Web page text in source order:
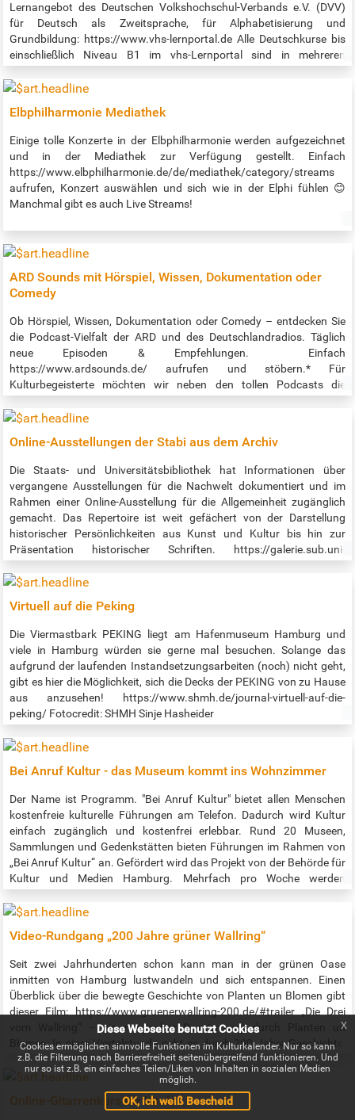
Lernangebot des Deutschen Volkshochschul-Verbands e.V. (DVV)
für Deutsch als Zweitsprache, für Alphabetisierung und
Grundbildung: https://www.vhs-lernportal.de Alle Deutschkurse bis
einschließlich Niveau B1 im vhs-Lernportal sind in mehreren
insbesondere diejenigen, die noch keinen Platz in einem Deutschkurs
Deutschlernen zu beginnen. Darüber hinaus erleichtert die
Übersetzung Lehrkräften den Unterricht mit dem vhs-Lernportal.
Zum Lernen werden lediglich ein Smartphone und ein Internetzugang
benötigt. Zu jedem Deutschkurs gibt es zudem passende Apps, mit
denen auch offline gelernt werden kann. Die Apps sind ebenfalls in
mehreren Sprachen und auch in einer ukrainischen Version
verfügbar. Quelle: https://www.vhs-hamburg.de/deutsch/vhs-
lernportal-1076
Elbphilharmonie Mediathek
Einige tolle Konzerte in der Elbphilharmonie werden aufgezeichnet
und in der Mediathek zur Verfügung gestellt. Einfach
https://www.elbphilharmonie.de/de/mediathek/category/streams
aufrufen, Konzert auswählen und sich wie in der Elphi fühlen 😊
Manchmal gibt es auch Live Streams!
ARD Sounds mit Hörspiel, Wissen, Dokumentation oder
Comedy
Ob Hörspiel, Wissen, Dokumentation oder Comedy – entdecken Sie
die Podcast-Vielfalt der ARD und des Deutschlandradios. Täglich
neue Episoden & Empfehlungen. Einfach
https://www.ardsounds.de/ aufrufen und stöbern.* Für
Kulturbegeisterte möchten wir neben den tollen Podcasts die
Klassiker und auch aktuelles! Hörbücher unter
unter https://www.ardsounds.de/rubrik/hoerspiel-112/ Auch als
app: https://www.ardsounds.de/apps/ *Hieß früher ARD Audiothek,
nun heißt es ARD Sounds.
Online-Ausstellungen der Stabi aus dem Archiv
Die Staats- und Universitätsbibliothek hat Informationen über
vergangene Ausstellungen für die Nachwelt dokumentiert und im
Rahmen einer Online-Ausstellung für die Allgemeinheit zugänglich
gemacht. Das Repertoire ist weit gefächert von der Darstellung
historischer Persönlichkeiten aus Kunst und Kultur bis hin zur
Präsentation historischer Schriften. https://galerie.sub.uni-
Kulturgut Digital" in einer umfangreichen Kollektion von Drucken,
seinen ganz persönlichen Einblick in die Hamburger Geschichte
erhalten. https://digitalisate.sub.uni-hamburg.de
Virtuell auf die Peking
Die Viermastbark PEKING liegt am Hafenmuseum Hamburg und
viele in Hamburg würden sie gerne mal besuchen. Solange das
aufgrund der laufenden Instandsetzungsarbeiten (noch) nicht geht,
gibt es hier die Möglichkeit, sich die Decks der PEKING von zu Hause
aus anzusehen! https://www.shmh.de/journal-virtuell-auf-die-
peking/ Fotocredit: SHMH Sinje Hasheider
Bei Anruf Kultur - das Museum kommt ins Wohnzimmer
Der Name ist Programm. "Bei Anruf Kultur" bietet allen Menschen
kostenfreie kulturelle Führungen am Telefon. Dadurch wird Kultur
einfach zugänglich und kostenfrei erlebbar. Rund 20 Museen,
Sammlungen und Gedenkstätten bieten Führungen im Rahmen von
„Bei Anruf Kultur“ an. Gefördert wird das Projekt von der Behörde für
Kultur und Medien Hamburg. Mehrfach pro Woche werden
abwechslungsreichen Programm gibt es unter:
Programms: https://www.bsvh.org/termine.html?
tags%5B%5D=kultur , als Ansage unter Telefon (040) 209 404 66.
Eine Anmeldung ist bis einen Tag vor der Führung bei Melanie Wölwer
vom BSVH per Mail an buchung@beianrufkultur.de oder Telefon
(040) 209 404 29 nötig.
Video-Rundgang „200 Jahre grüner Wallring“
Seit zwei Jahrhunderten schon kann man in der grünen Oase
inmitten von Hamburg lustwandeln und sich entspannen. Einen
Überblick über die bewegte Geschichte von Planten un Blomen gibt
dieser Film: https://www.gruenerwallring-200.de/#trailer „Die Drei
vom Wallring“ – ein magischer Spaziergang durch Planten un
Blomen: In einer Viertelstunde geht es durch 200 Jahre Geschichte:
Mit historischen Ein- und Aussichten und Begegnungen – z.B. mit
dem Bremer „Kunstgärtner“ Isaak Albert Altmann (1777-1837), dem
Festungsbauer Johan van Valckenburgh (1575-1625) und Käpt’n
Blume, dem Maskottchen der IGA 1973. Sehr empfehlenswert ist
Online-Gitarrenkurs für Kinder
Diese Webseite benutzt Cookies
Cookies ermöglichen sinnvolle Funktionen im Kulturkalender. Nur so kann
z.B. die Filterung nach Barrierefreiheit seitenübergreifend funktionieren. Und
nur so ist z.B. ein einfaches Teilen/Liken von Inhalten in sozialen Medien
möglich.
OK, ich weiß Bescheid
x